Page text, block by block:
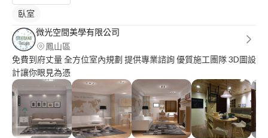
臥室
微光空間美學有限公司
鳳山區
免費到府丈量 全方位室內規劃 提供專業諮詢 優質施工團隊 3D圖設
計讓你眼見為憑